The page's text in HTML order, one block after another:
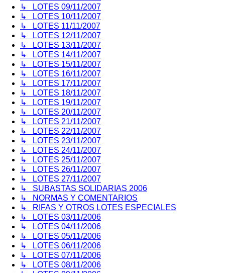
↳ LOTES 09/11/2007
↳ LOTES 10/11/2007
↳ LOTES 11/11/2007
↳ LOTES 12/11/2007
↳ LOTES 13/11/2007
↳ LOTES 14/11/2007
↳ LOTES 15/11/2007
↳ LOTES 16/11/2007
↳ LOTES 17/11/2007
↳ LOTES 18/11/2007
↳ LOTES 19/11/2007
↳ LOTES 20/11/2007
↳ LOTES 21/11/2007
↳ LOTES 22/11/2007
↳ LOTES 23/11/2007
↳ LOTES 24/11/2007
↳ LOTES 25/11/2007
↳ LOTES 26/11/2007
↳ LOTES 27/11/2007
↳ SUBASTAS SOLIDARIAS 2006
↳ NORMAS Y COMENTARIOS
↳ RIFAS Y OTROS LOTES ESPECIALES
↳ LOTES 03/11/2006
↳ LOTES 04/11/2006
↳ LOTES 05/11/2006
↳ LOTES 06/11/2006
↳ LOTES 07/11/2006
↳ LOTES 08/11/2006